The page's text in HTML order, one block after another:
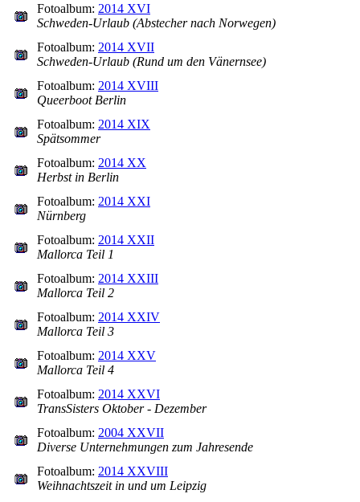
Fotoalbum: 2014 XVI
Schweden-Urlaub (Abstecher nach Norwegen)
Fotoalbum: 2014 XVII
Schweden-Urlaub (Rund um den Vänernsee)
Fotoalbum: 2014 XVIII
Queerboot Berlin
Fotoalbum: 2014 XIX
Spätsommer
Fotoalbum: 2014 XX
Herbst in Berlin
Fotoalbum: 2014 XXI
Nürnberg
Fotoalbum: 2014 XXII
Mallorca Teil 1
Fotoalbum: 2014 XXIII
Mallorca Teil 2
Fotoalbum: 2014 XXIV
Mallorca Teil 3
Fotoalbum: 2014 XXV
Mallorca Teil 4
Fotoalbum: 2014 XXVI
TransSisters Oktober - Dezember
Fotoalbum: 2004 XXVII
Diverse Unternehmungen zum Jahresende
Fotoalbum: 2014 XXVIII
Weihnachtszeit in und um Leipzig